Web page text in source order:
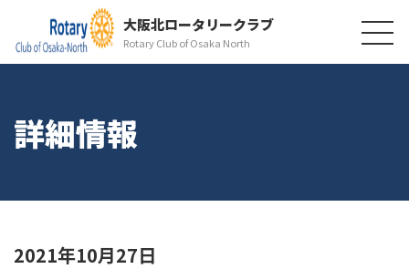
大阪北ロータリークラブ
Rotary Club of Osaka North
詳細情報
2021年10月27日